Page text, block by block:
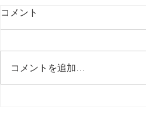
最後の日記です
コメント
コメントを追加…